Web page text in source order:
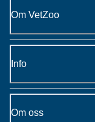
Om VetZoo
Info
Om oss